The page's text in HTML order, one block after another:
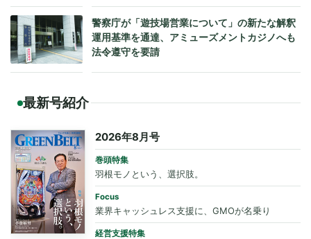
警察庁が「遊技場営業について」の新たな解釈
運用基準を通達、アミューズメントカジノへも
法令遵守を要請
最新号紹介
2026年8月号
巻頭特集
羽根モノという、選択肢。
Focus
業界キャッシュレス支援に、GMOが名乗り
経営支援特集